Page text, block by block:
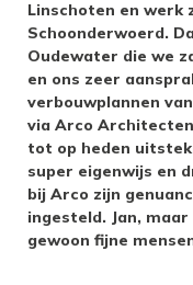
Linschoten en werk
Schoonderwoerd.
Oudewater die we
en ons zeer
verbouwplannen
via Arco
tot op heden
super eigenwijs en
bij Arco zijn
ingesteld. Jan,
gewoon fijne